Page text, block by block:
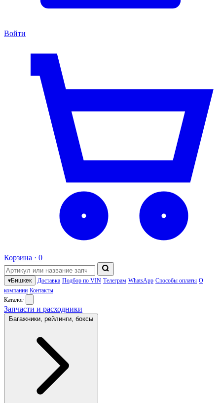
Войти
Корзина · 0
▾Бишкек Доставка Подбор по VIN Телеграм WhatsApp Способы оплаты О
компании Контакты
Каталог
Запчасти и расходники
Багажники, рейлинги, боксы